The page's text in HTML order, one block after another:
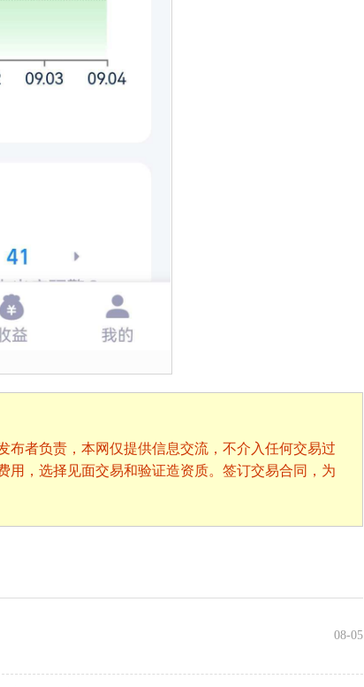
者负责，本网仅提供信息交流，不介入任何交易过
，选择见面交易和验证造资质。签订交易合同，为
08-05